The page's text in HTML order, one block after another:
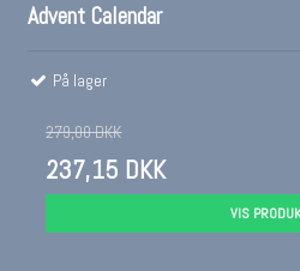
Advent Calendar
På lager
279,00 DKK
237,15 DKK
VIS